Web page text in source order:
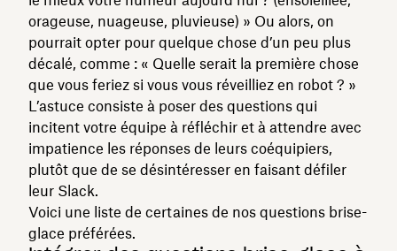
orageuse, nuageuse, pluvieuse) » Ou alors, on
pourrait opter pour quelque chose d’un peu plus
décalé, comme : « Quelle serait la première chose
que vous feriez si vous vous réveilliez en robot ? »
L’astuce consiste à poser des questions qui
incitent votre équipe à réfléchir et à attendre avec
impatience les réponses de leurs coéquipiers,
plutôt que de se désintéresser en faisant défiler
leur Slack.
Voici une liste de certaines de nos questions brise-
glace préférées.